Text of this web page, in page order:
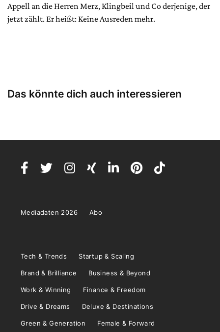
Appell an die Herren Merz, Klingbeil und Co derjenige, der
jetzt zählt. Er heißt: Keine Ausreden mehr.
Das könnte dich auch interessieren
Mediadaten 2026 Abo
Tech & Trends Startup & Scaling
Brand & Brilliance Business & Beyond
Work & Winning Finance & Freedom
Drive & Dreams Deluxe & Destinations
Green & Generation Female & Forward